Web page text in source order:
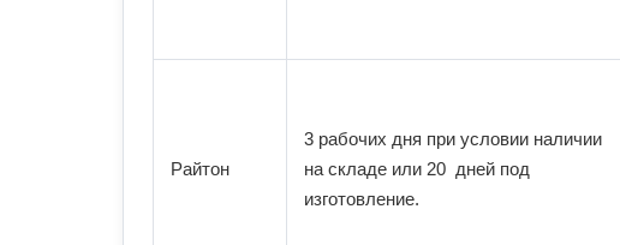
Райтон
3 рабочих дня при условии наличии
на складе или 20 дней под
изготовление.